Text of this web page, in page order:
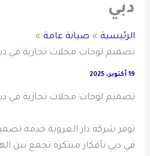
دبي
الرئيسية
صيانة عامة
تصميم لوحات محلات تجارية في
19 أكتوبر، 2025
تصميم لوحات محلات تجارية في
توفر شركة دار العروبة خدمة
في دبي بأفكار مبتكرة تجمع بين